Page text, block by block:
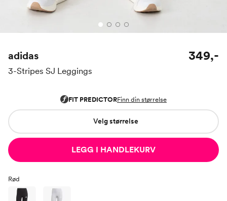
adidas
3-Stripes SJ Leggings
349,-
Velg størrelse
LEGG I HANDLEKURV
Rød